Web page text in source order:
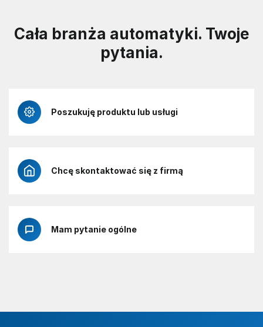
Cała branża automatyki. Twoje
pytania.
Poszukuję produktu lub usługi
Chcę skontaktować się z firmą
Mam pytanie ogólne